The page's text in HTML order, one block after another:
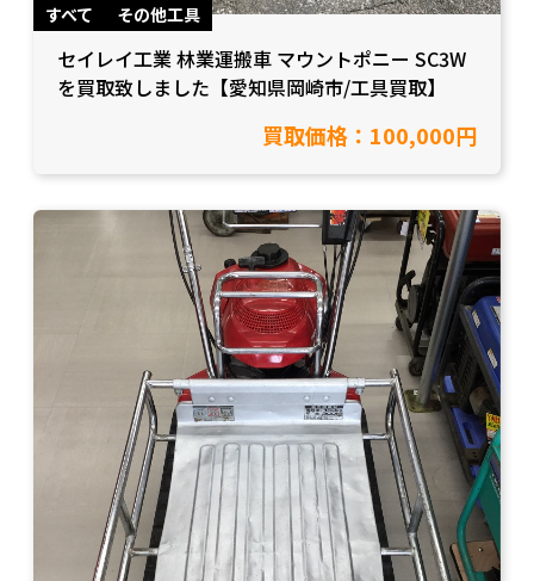
すべて その他工具
セイレイ工業 林業運搬車 マウントポニー SC3W
を買取致しました【愛知県岡崎市/工具買取】
買取価格：100,000円